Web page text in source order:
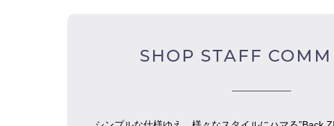
SHOP STAFF